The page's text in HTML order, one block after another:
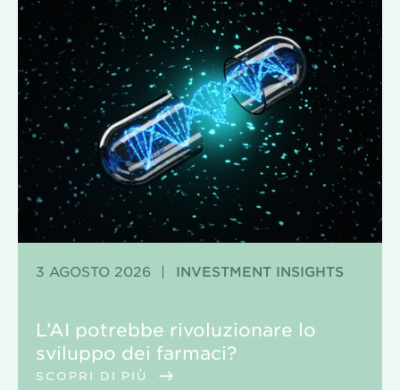
3 AGOSTO 2026 | INVESTMENT INSIGHTS
L’AI potrebbe rivoluzionare lo
sviluppo dei farmaci?
SCOPRI DI PIÙ